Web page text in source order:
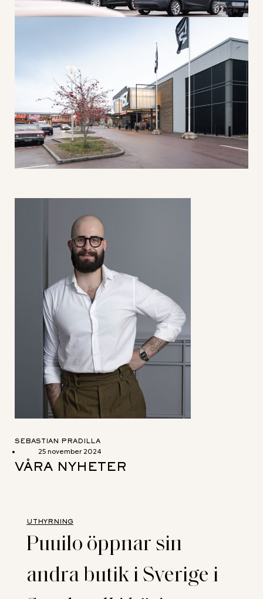
SEBASTIAN PRADILLA
25 november 2024
VÅRA NYHETER
UTHYRNING
Puuilo öppnar sin
andra butik i Sverige i